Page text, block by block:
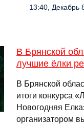
13:40, Декабрь
В Брянской
лучшие ёлки
В Брянской
итоги конкурса
Новогодняя
организатором